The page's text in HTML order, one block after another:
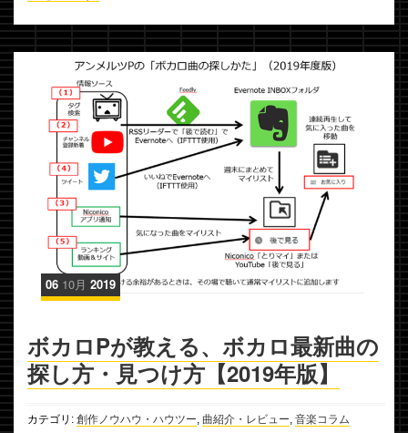
06 10月 2019
ボカロPが教える、ボカロ最新曲の
探し方・見つけ方【2019年版】
カテゴリ: 創作ノウハウ・ハウツー 曲紹介・レビュー 音楽コラム